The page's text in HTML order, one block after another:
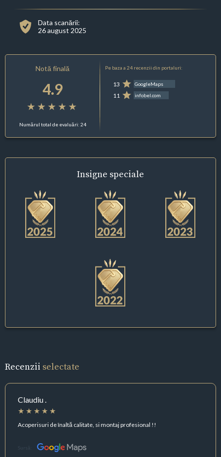
Data scanării:
26 august 2025
Notă finală
4.9
Numărul total de evaluări: 24
Pe baza a 24 recenzii din portaluri:
13 GoogleMaps
11 infobel.com
Insigne speciale
Recenzii selectate
Claudiu .
Acoperisuri de înaltă calitate, si montaj profesional !!
Sursă: